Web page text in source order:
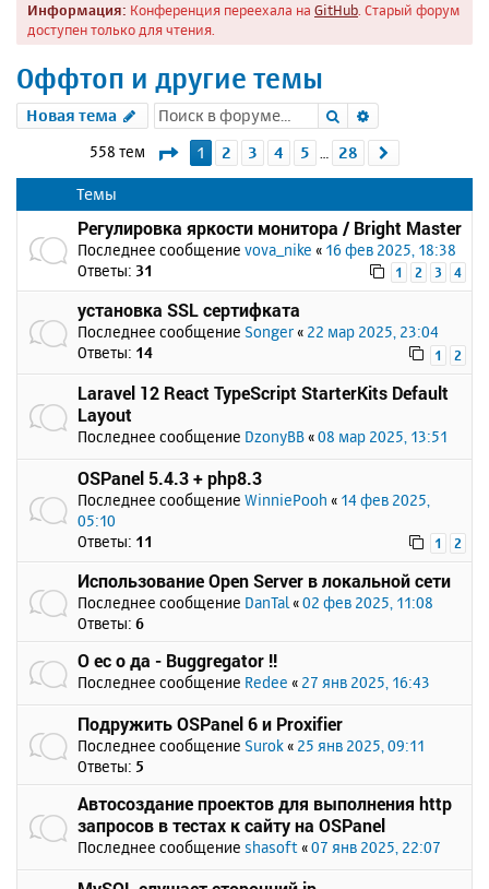
к
м
Информация: Конференция переехала на GitHub . Старый форум
доступен только для чтения.
Оффтоп и другие темы
Новая тема Поиск
558 тем Страница1 из 28
1 2 3 4 5 28
Темы
Регулировка яркости монитора / Bright Master
Последнее сообщение vova_nike « 16 фев 2025, 18:38
Ответы: 31 1 2 3 4
установка SSL сертифката
Последнее сообщение Songer « 22 мар 2025, 23:04
Ответы: 14 1 2
Laravel 12 React TypeScript StarterKits Default
Layout
Последнее сообщение DzonyBB «08 мар 2025, 13:51
OSPanel 5.4.3 + php8.3
Последнее сообщение WinniePooh « 14 фев 2025,
05:10
Ответы: 11 1 2
Использование Open Server в локальной сети
Последнее сообщение DanTal «02 фев 2025, 11:08
Ответы: 6
О ес о да - Buggregator !!
Последнее сообщение Redee « 27 янв 2025, 16:43
Подружить OSPanel 6 и Proxifier
Последнее сообщение Surok « 25 янв 2025, 09:11
Ответы: 5
Автосоздание проектов для выполнения http
запросов в тестах к сайту на OSPanel
Последнее сообщение shasoft «07 янв 2025, 22:07